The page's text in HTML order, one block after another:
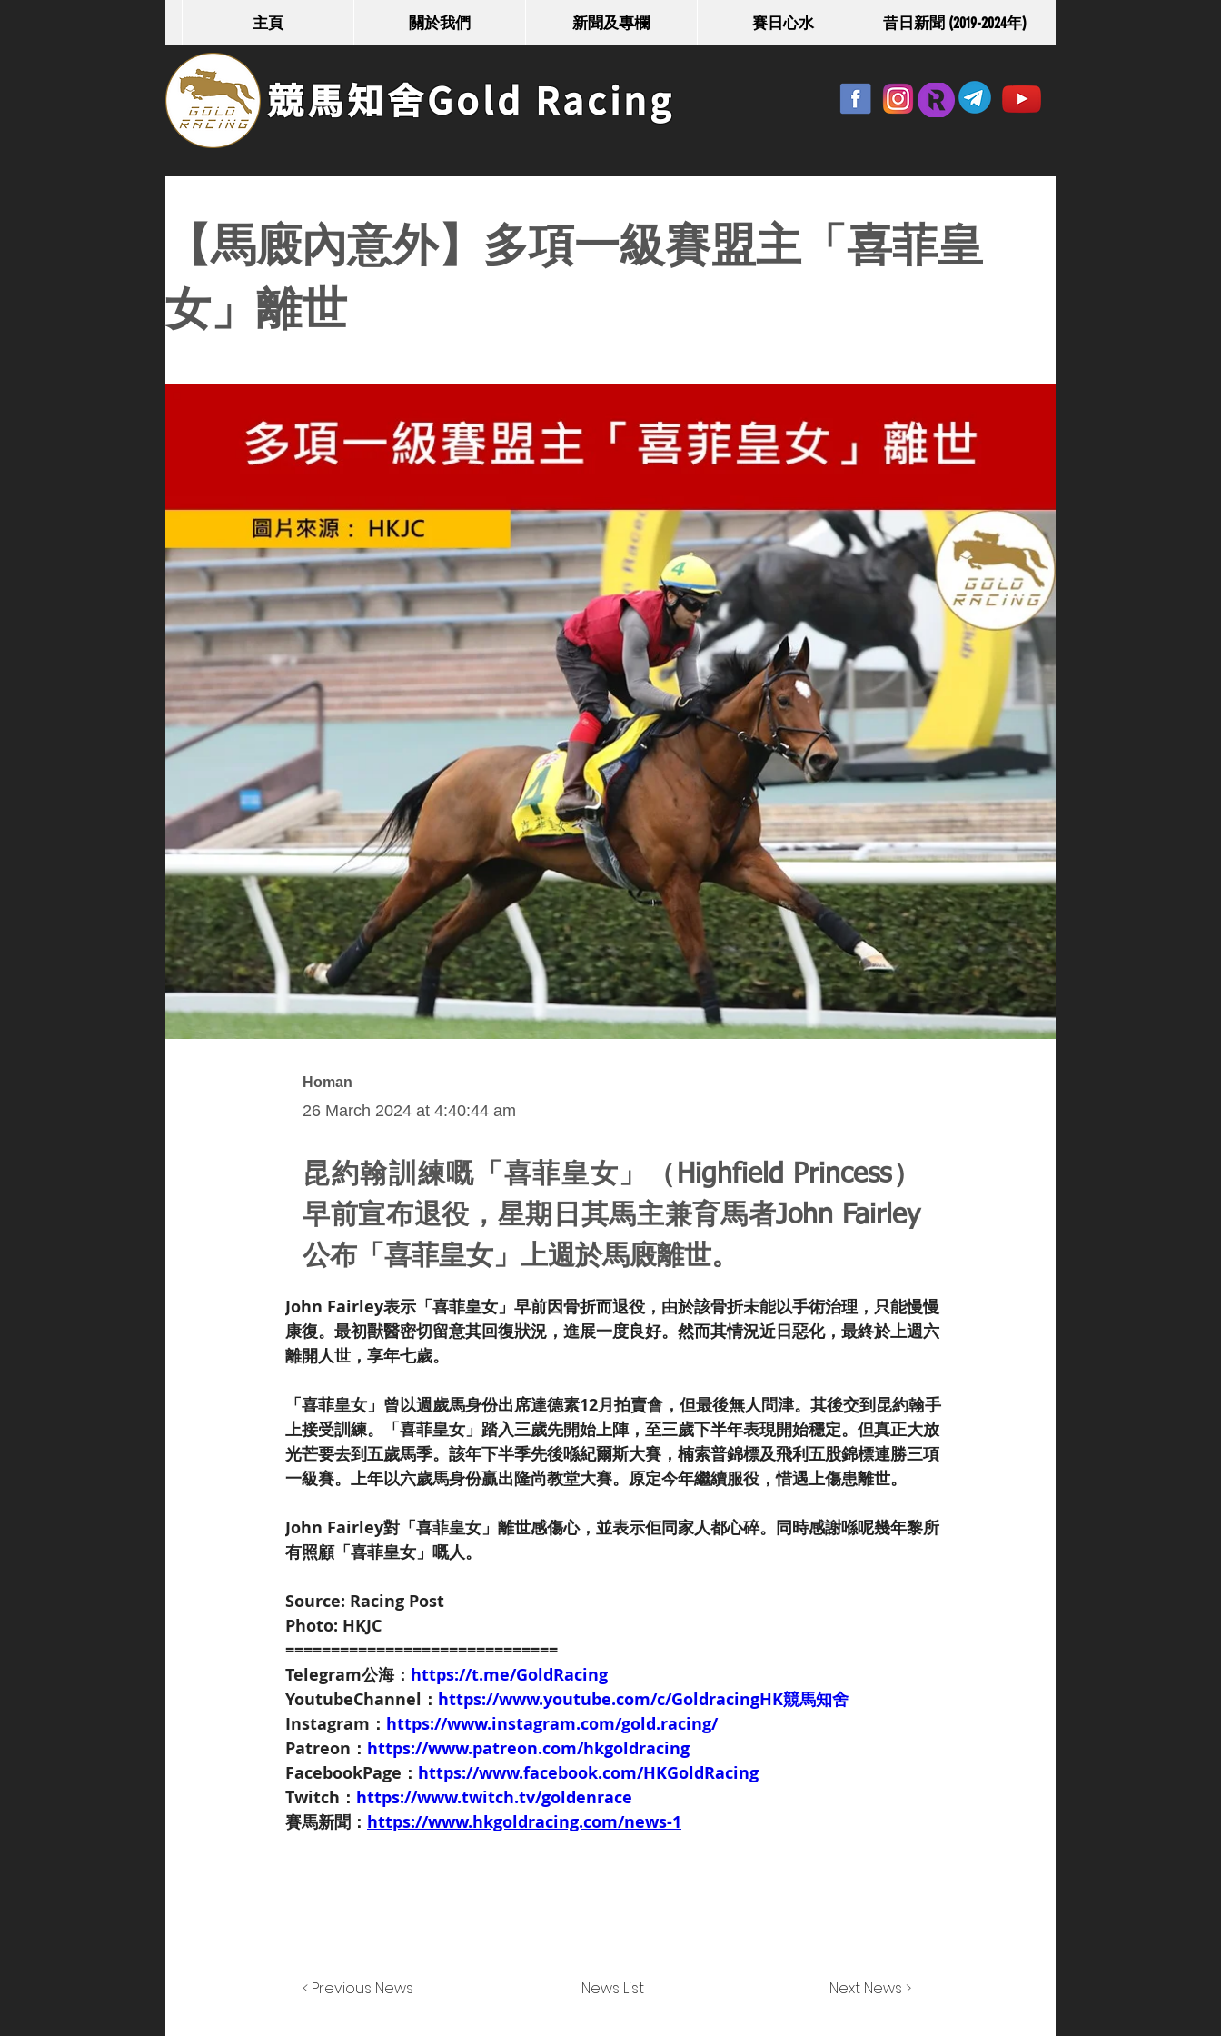
主頁 關於我們 新聞及專欄 賽日心水 昔日新聞 (2019-2024年)
競馬知舍Gold Racing
【馬廄內意外】多項一級賽盟主「喜菲皇
女」離世
Homan
26 March 2024 at 4:40:44 am
昆約翰訓練嘅「喜菲皇女」（Highfield Princess）
早前宣布退役，星期日其馬主兼育馬者John Fairley
公布「喜菲皇女」上週於馬廄離世。
John Fairley表示「喜菲皇女」早前因骨折而退役，由於該骨折未能以手術治理，只能慢慢
康復。最初獸醫密切留意其回復狀況，進展一度良好。然而其情況近日惡化，最終於上週六
離開人世，享年七歲。
「喜菲皇女」曾以週歲馬身份出席達德素12月拍賣會，但最後無人問津。其後交到昆約翰手
上接受訓練。「喜菲皇女」踏入三歲先開始上陣，至三歲下半年表現開始穩定。但真正大放
光芒要去到五歲馬季。該年下半季先後喺紀爾斯大賽，楠索普錦標及飛利五股錦標連勝三項
一級賽。上年以六歲馬身份贏出隆尚教堂大賽。原定今年繼續服役，惜遇上傷患離世。
John Fairley對「喜菲皇女」離世感傷心，並表示佢同家人都心碎。同時感謝喺呢幾年黎所
有照顧「喜菲皇女」嘅人。
Source: Racing Post
Photo: HKJC
==============================
Telegram公海： https://t.me/GoldRacing
YoutubeChannel： https://www.youtube.com/c/GoldracingHK競馬知舍
Instagram： https://www.instagram.com/gold.racing/
Patreon： https://www.patreon.com/hkgoldracing
FacebookPage： https://www.facebook.com/HKGoldRacing
Twitch： https://www.twitch.tv/goldenrace
賽馬新聞： https://www.hkgoldracing.com/news-1
< Previous News News List Next News >